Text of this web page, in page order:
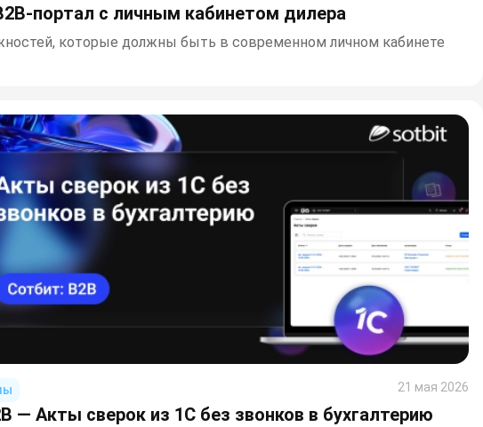
портал с личным кабинетом дилера
которые должны быть в современном личном кабинете
21 мая 2026
— Акты сверок из 1С без звонков в бухгалтерию